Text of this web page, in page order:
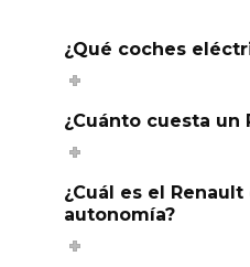
¿Qué coches
¿Cuánto cuesta un
¿Cuál es el
autonomía?